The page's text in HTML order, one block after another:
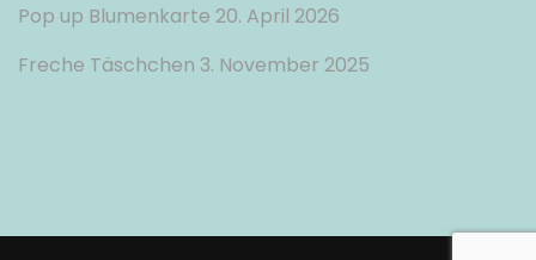
Pop up Blumenkarte 20. April 2026
Freche Täschchen 3. November 2025